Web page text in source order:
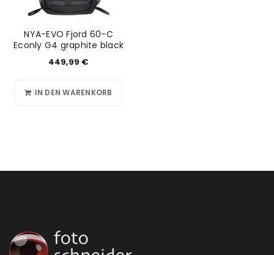
NYA-EVO Fjord 60-C
Econly G4 graphite black
449,99 €
IN DEN WARENKORB